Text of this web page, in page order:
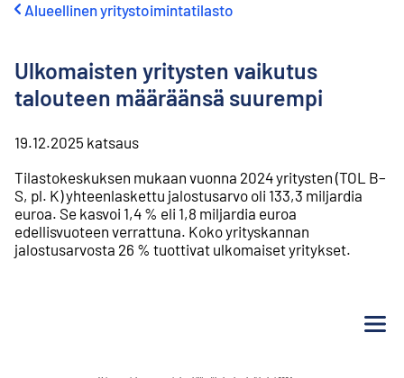
Alueellinen yritystoimintatilasto
Ulkomaisten yritysten vaikutus
talouteen määräänsä suurempi
19.12.2025 katsaus
Tilastokeskuksen mukaan vuonna 2024 yritysten (TOL B–
S, pl. K) yhteenlaskettu jalostusarvo oli 133,3 miljardia
euroa. Se kasvoi 1,4 % eli 1,8 miljardia euroa
edellisvuoteen verrattuna. Koko yrityskannan
jalostusarvosta 26 % tuottivat ulkomaiset yritykset.